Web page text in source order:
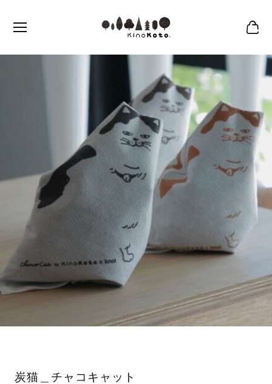
炭猫＿チャコキャット